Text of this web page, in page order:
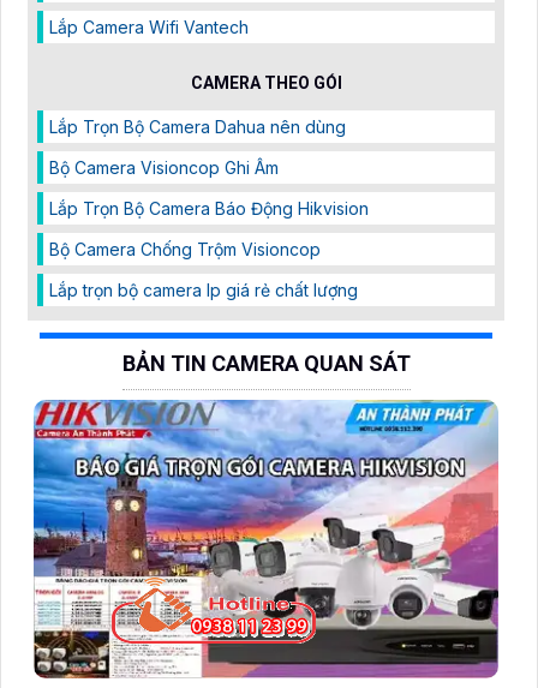
Lắp Camera Wifi Vantech
CAMERA THEO GÓI
Lắp Trọn Bộ Camera Dahua nên dùng
Bộ Camera Visioncop Ghi Âm
Lắp Trọn Bộ Camera Báo Động Hikvision
Bộ Camera Chống Trộm Visioncop
Lắp trọn bộ camera Ip giá rẻ chất lượng
BẢN TIN CAMERA QUAN SÁT